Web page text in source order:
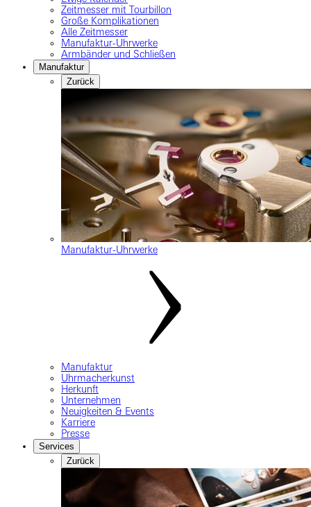
Zeitmesser mit Tourbillon
Große Komplikationen
Alle Zeitmesser
Manufaktur-Uhrwerke
Armbänder und Schließen
Manufaktur
Zurück
Manufaktur-Uhrwerke
Manufaktur
Uhrmacherkunst
Herkunft
Unternehmen
Neuigkeiten & Events
Karriere
Presse
Services
Zurück